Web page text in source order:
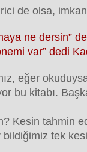
de olsa,
ne dersin”
var” dedi
eğer
bu kitabı.
Kesin tahmin
tek